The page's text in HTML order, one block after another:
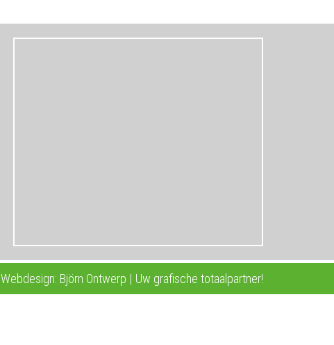
Webdesign: Björn Ontwerp | Uw grafische totaalpartner!